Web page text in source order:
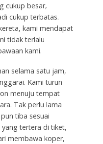
cukup besar,
cukup terbatas.
kami mendapat
tidak terlalu
kami.
selama satu jam,
Kami turun
menuju tempat
Tak perlu lama
tiba sesuai
tertera di tiket,
membawa koper,